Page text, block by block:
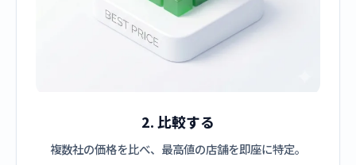
2. 比較する
複数社の価格を比べ、最高値の店舗を即座に特定。